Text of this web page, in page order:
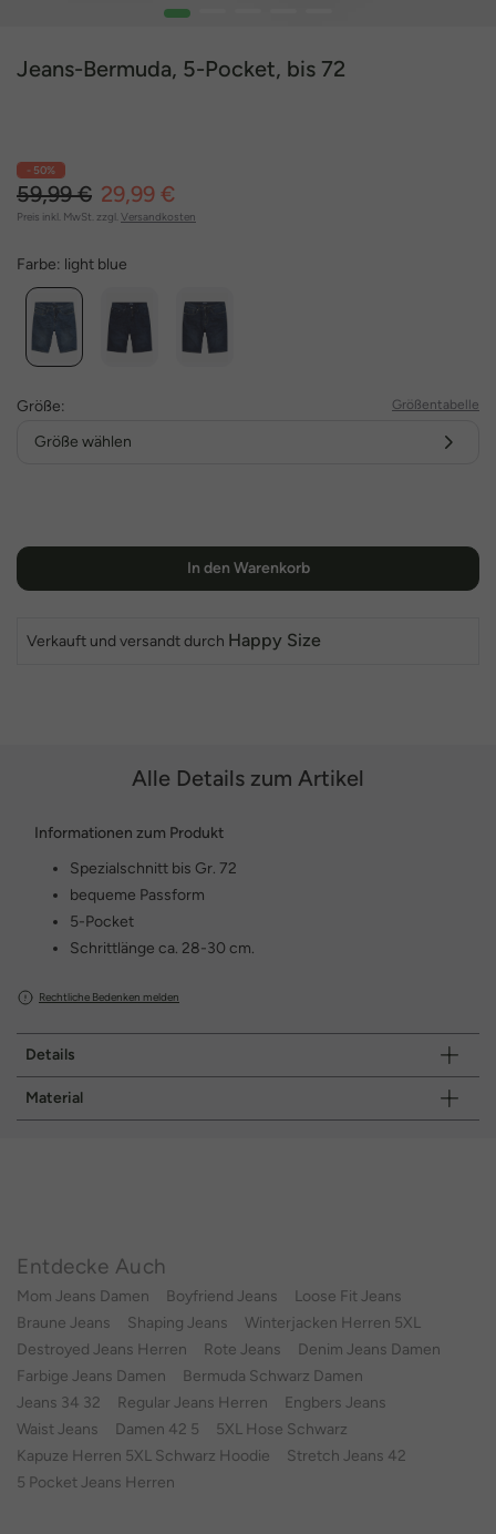
1
Jeans-Bermuda, 5-Pocket, bis 72
- 50%
59,99 € 29,99 €
Preis inkl. MwSt. zzgl. Versandkosten
Farbe: light blue
Größe: Größentabelle
Größe wählen
In den Warenkorb
Verkauft und versandt durch Happy Size
Alle Details zum Artikel
Informationen zum Produkt
Spezialschnitt bis Gr. 72
bequeme Passform
5-Pocket
Schrittlänge ca. 28-30 cm.
Rechtliche Bedenken melden
Details
Material
Entdecke Auch
Mom Jeans Damen Boyfriend Jeans
Loose Fit Jeans
Braune Jeans
Shaping Jeans
Winterjacken Herren 5XL
Destroyed Jeans Herren
Rote Jeans
Denim Jeans Damen
Farbige Jeans Damen
Bermuda Schwarz Damen
Jeans 34 32
Regular Jeans Herren
Engbers Jeans
Waist Jeans
Damen 42 5
5XL Hose Schwarz
Kapuze Herren 5XL Schwarz Hoodie
Stretch Jeans 42
5 Pocket Jeans Herren